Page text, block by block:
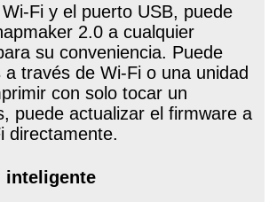
Fi y el puerto USB, puede
2.0 a cualquier
su conveniencia. Puede
través de Wi-Fi o una unidad
con solo tocar un
puede actualizar el firmware a
directamente.
inteligente